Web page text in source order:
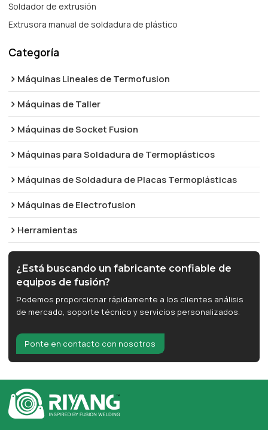
Soldador de extrusión
Extrusora manual de soldadura de plástico
Categoría
Máquinas Lineales de Termofusion
Máquinas de Taller
Máquinas de Socket Fusion
Máquinas para Soldadura de Termoplásticos
Máquinas de Soldadura de Placas Termoplásticas
Máquinas de Electrofusion
Herramientas
¿Está buscando un fabricante confiable de
equipos de fusión?
Podemos proporcionar rápidamente a los clientes análisis
de mercado, soporte técnico y servicios personalizados.
Ponte en contacto con nosotros